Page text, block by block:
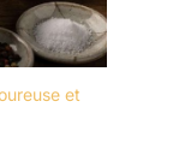
et